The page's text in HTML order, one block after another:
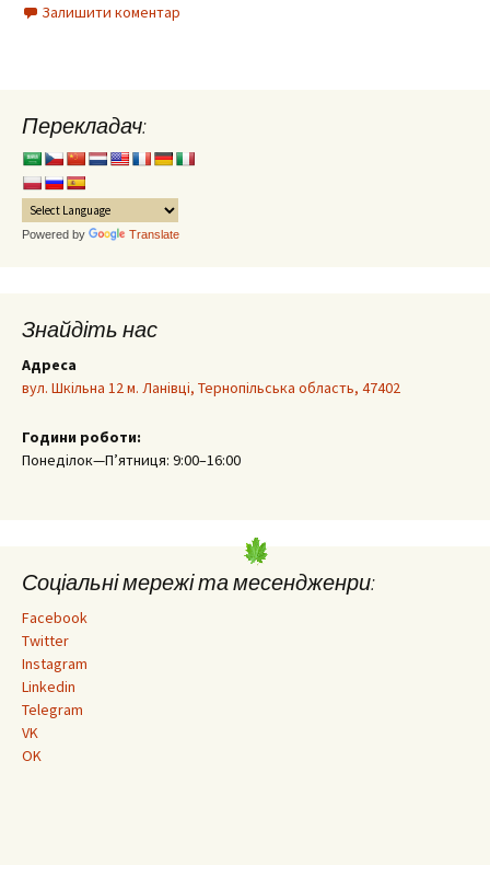
Залишити коментар
Перекладач:
Powered by Translate
Знайдіть нас
Адреса
вул. Шкільна 12 м. Ланівці, Тернопільська область, 47402
Години роботи:
Понеділок—П’ятниця: 9:00–16:00
Соціальні мережі та месендженри:
Facebook
Twitter
Instagram
Linkedin
Telegram
VK
OK